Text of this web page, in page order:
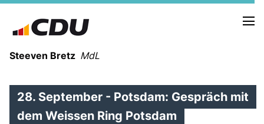
Steeven Bretz MdL
28. September - Potsdam: Gespräch mit
dem Weissen Ring Potsdam